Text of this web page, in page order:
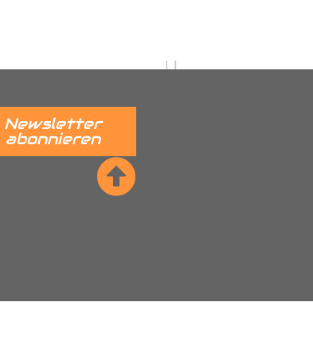
Newsletter
abonnieren